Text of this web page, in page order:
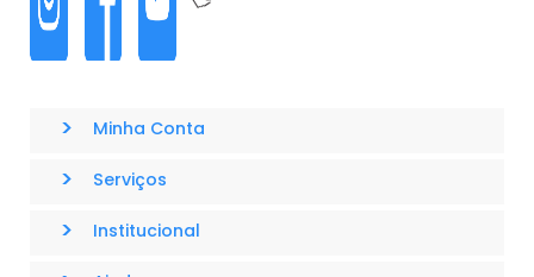
> Minha Conta
> Serviços
> Institucional